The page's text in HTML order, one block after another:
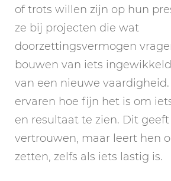
of trots willen zijn op hun
ze bij projecten die wat
doorzettingsvermogen
bouwen van iets
van een nieuwe vaardigheid.
ervaren hoe fijn het is om
en resultaat te zien. Dit
vertrouwen, maar leert hen
zetten, zelfs als iets lastig is.